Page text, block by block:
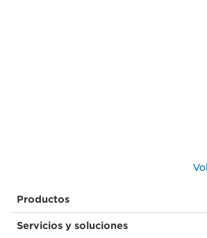
Productos
Servicios y soluciones